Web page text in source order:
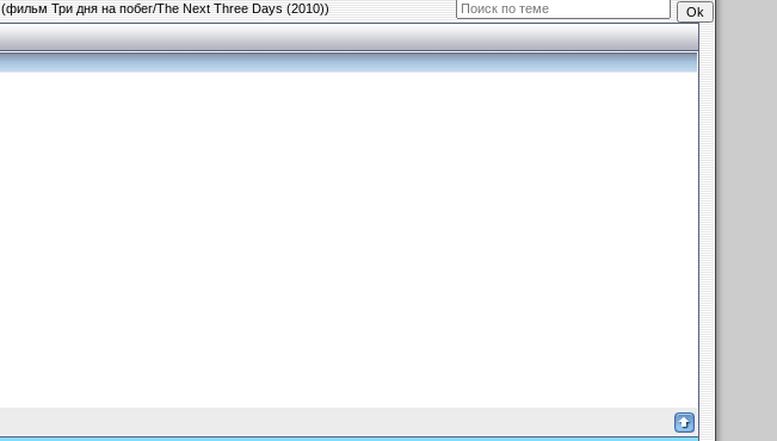
(фильм Три дня на побег/The Next Three Days (2010))